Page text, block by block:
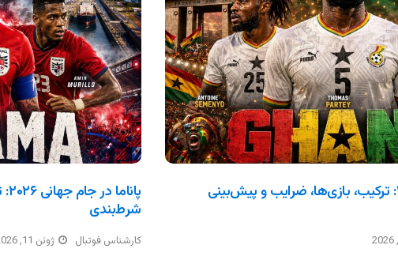
شرط‌بندی
کارشناس فوتبال ژوئن 11, 2026
غنا در جام جهانی ۲۰۲۶: ترکیب، بازی‌ها، ضرایب و پیش‌بینی